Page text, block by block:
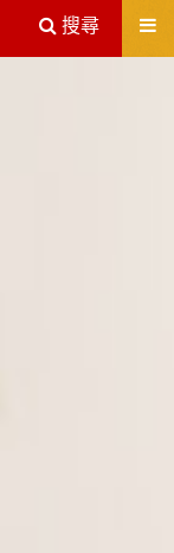
意再貸！
送出
搜尋